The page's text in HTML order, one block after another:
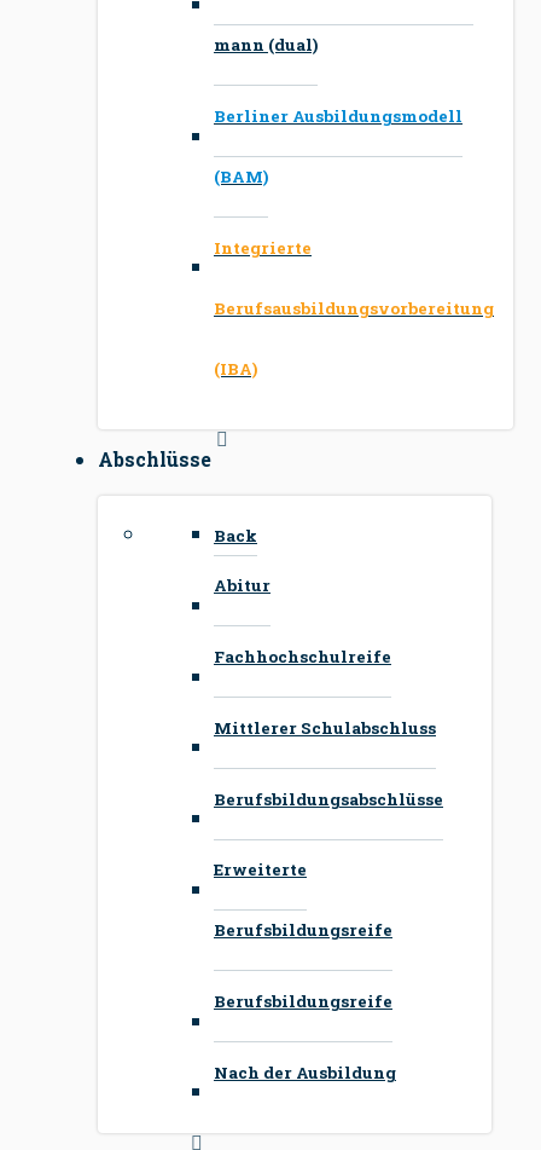
mann (dual)
Berliner Ausbildungsmodell
(BAM)
Integrierte
Berufsausbildungsvorbereitung
(IBA)
Abschlüsse
Back
Abitur
Fachhochschulreife
Mittlerer Schulabschluss
Berufsbildungsabschlüsse
Erweiterte
Berufsbildungsreife
Berufsbildungsreife
Nach der Ausbildung